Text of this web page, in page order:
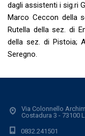
dagli assistenti i sig.ri
Marco Ceccon della
Rutella della sez. di
della sez. di Pistoia;
Seregno.
Via Colonnello
Costadura 3 - 73100
0832.241501